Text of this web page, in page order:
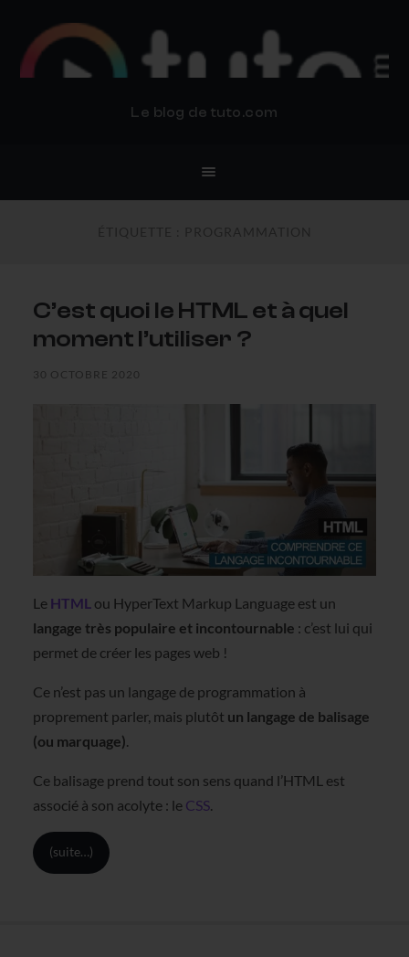
Le blog de tuto.com
C’est quoi le HTML et à quel
moment l’utiliser ?
30 OCTOBRE 2020
Le HTMLou HyperText Markup Language est un
langage très populaire et incontournable : c’est lui qui
permet de créer les pages web !
Ce n’est pas un langage de programmation à
proprement parler, mais plutôt un langage de balisage
(ou marquage).
Ce balisage prend tout son sens quand l’HTML est
associé à son acolyte : le CSS.
(suite…)